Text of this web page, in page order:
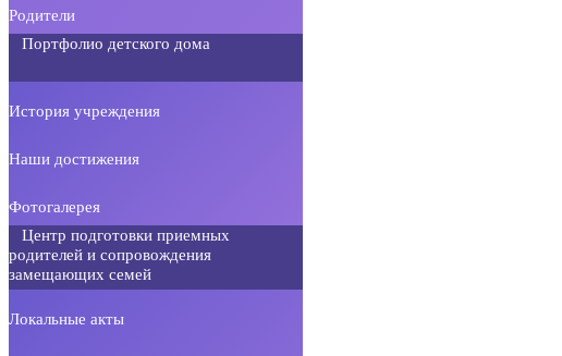
Родители
Портфолио детского дома
История учреждения
Наши достижения
Фотогалерея
Центр подготовки приемных
родителей и сопровождения
замещающих семей
Локальные акты